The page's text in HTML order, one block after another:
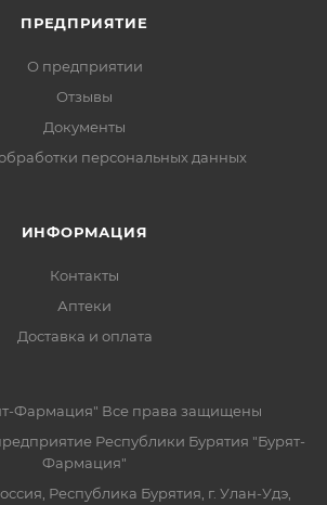
ПРЕДПРИЯТИЕ
О предприятии
Отзывы
Документы
персональных данных
ИНФОРМАЦИЯ
Контакты
Аптеки
Доставка и оплата
Фармация" Все права защищены
Республики Бурятия "Бурят-
Фармация"
Республика Бурятия, г. Улан-Удэ,